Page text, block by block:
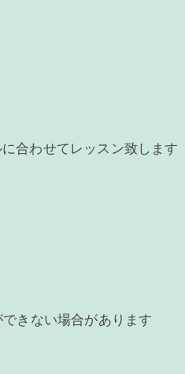
合わせてレッスン致します
きない場合があります